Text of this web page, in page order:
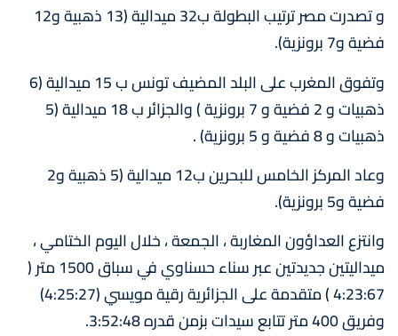
و تصدرت مصر ترتيب البطولة ب32 ميدالية (13 ذهبية و12
فضية و7 برونزية).
وتفوق المغرب على البلد المضيف تونس ب 15 ميدالية (6
ذهبيات و 2 فضية و 7 برونزية ) والجزائر ب 18 ميدالية (5
ذهبيات و 8 فضية و 5 برونزية) .
وعاد المركز الخامس للبحرين ب12 ميدالية (5 ذهبية و2
فضية و5 برونزية).
وانتزع العداؤون المغاربة ، الجمعة ، خلال اليوم الختامي ،
ميداليتين جديدتين عبر سناء حسناوي في سباق 1500 متر (
4:23:67 ) متقدمة على الجزائرية رقية مويسي (4:25:27)
وفريق 400 متر تتابع سيدات بزمن قدره 3:52:48.